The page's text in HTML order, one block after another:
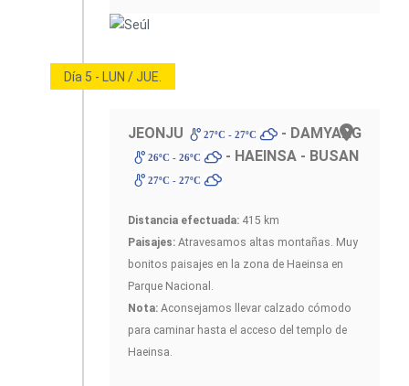
Día 5 - LUN / JUE.
JEONJU 27ºC - 27ºC - DAMYANG
26ºC - 26ºC - HAEINSA - BUSAN
27ºC - 27ºC
Distancia efectuada: 415 km
Paisajes: Atravesamos altas montañas. Muy
bonitos paisajes en la zona de Haeinsa en
Parque Nacional.
Nota: Aconsejamos llevar calzado cómodo
para caminar hasta el acceso del templo de
Haeinsa.